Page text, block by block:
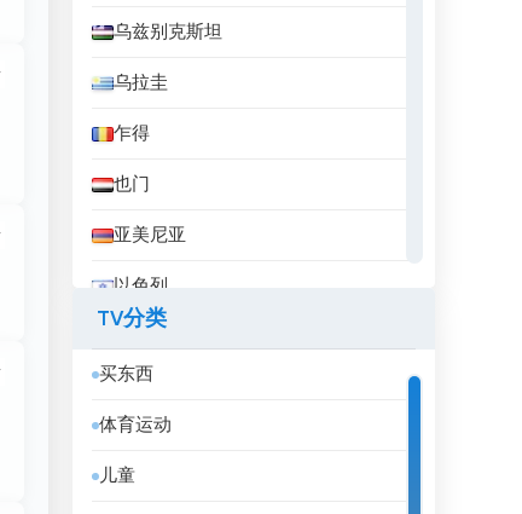
乌兹别克斯坦
乌拉圭
乍得
也门
亚美尼亚
以色列
伊拉克库尔德斯坦
伊朗
TV分类
买东西
体育运动
儿童